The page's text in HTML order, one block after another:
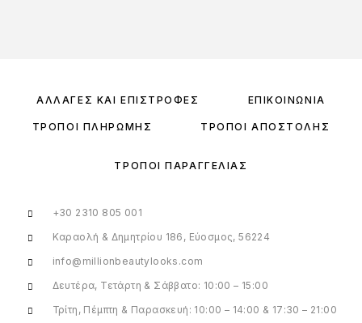
ΑΛΛΑΓΈΣ ΚΑΙ ΕΠΙΣΤΡΟΦΈΣ ΕΠΙΚΟΙΝΩΝΊΑ
ΤΡΌΠΟΙ ΠΛΗΡΩΜΉΣ ΤΡΌΠΟΙ ΑΠΟΣΤΟΛΉΣ
ΤΡΌΠΟΙ ΠΑΡΑΓΓΕΛΊΑΣ
+30 2310 805 001
Καραολή & Δημητρίου 186, Εύοσμος, 56224
info@millionbeautylooks.com
Δευτέρα, Τετάρτη & Σάββατο: 10:00 – 15:00
Τρίτη, Πέμπτη & Παρασκευή: 10:00 – 14:00 & 17:30 – 21:00